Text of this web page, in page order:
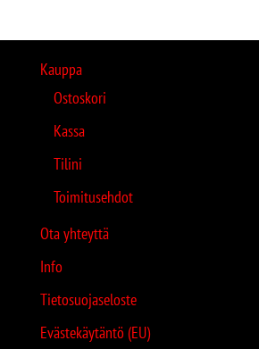
Kauppa
Ostoskori
Kassa
Tilini
Toimitusehdot
Ota yhteyttä
Info
Tietosuojaseloste
Evästekäytäntö (EU)